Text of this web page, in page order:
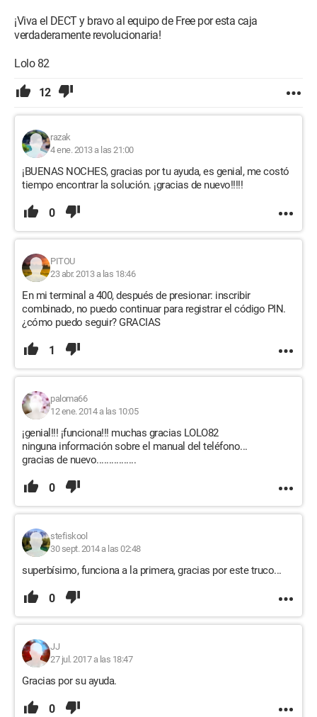
¡Viva el DECT y bravo al equipo de Free por esta caja
verdaderamente revolucionaria!
Lolo 82
12
razak
4 ene. 2013 a las 21:00
¡BUENAS NOCHES, gracias por tu ayuda, es genial, me costó
tiempo encontrar la solución. ¡gracias de nuevo!!!!!
0
PITOU
23 abr. 2013 a las 18:46
En mi terminal a 400, después de presionar: inscribir
combinado, no puedo continuar para registrar el código PIN.
¿cómo puedo seguir? GRACIAS
1
paloma66
12 ene. 2014 a las 10:05
¡genial!!! ¡funciona!!! muchas gracias LOLO82
ninguna información sobre el manual del teléfono...
gracias de nuevo................
0
stefiskool
30 sept. 2014 a las 02:48
superbísimo, funciona a la primera, gracias por este truco...
0
JJ
27 jul. 2017 a las 18:47
Gracias por su ayuda.
0